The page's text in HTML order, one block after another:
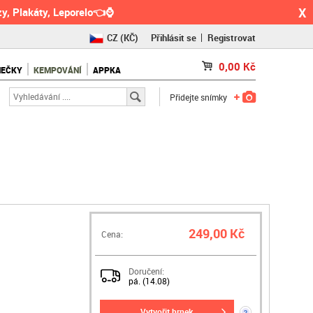
Plakáty, Leporelo👈⌚ X
CZ(KČ)
RO(RON)
Přihlásit se Registrovat
KEMPOVÁNÍ APPKA 0,00 Kč
Přidejte snímky
Cena: 249,00 Kč
Doručení:
pá. (14.08)